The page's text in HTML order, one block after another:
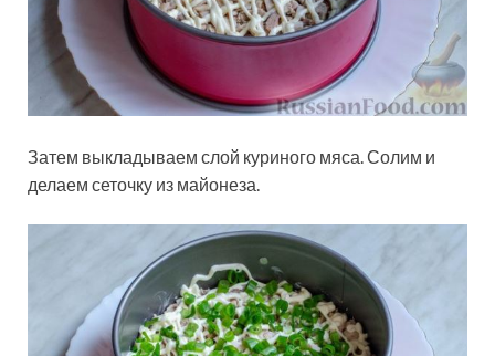
Затем выкладываем слой куриного мяса. Солим и
делаем сеточку из майонеза.